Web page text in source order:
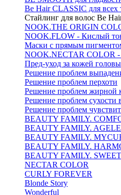
Be Hair CLASSIC для всех
Стайлинг для волос Be
NOOK.THE ORIGIN
NOOK.FLOW - Кислый
Маски с прямым
NOOK.NECTAR COLOR -
Пред-уход за кожей головы
Решение проблем
Решение проблем перхоти
Решение проблем жирной
Решение проблем сухости
Решение проблем
BEAUTY FAMILY.
BEAUTY FAMILY.
BEAUTY FAMILY.
BEAUTY FAMILY.
BEAUTY FAMILY.
NECTAR COLOR
CURLY FOREVER
Blonde Story
Wonderful